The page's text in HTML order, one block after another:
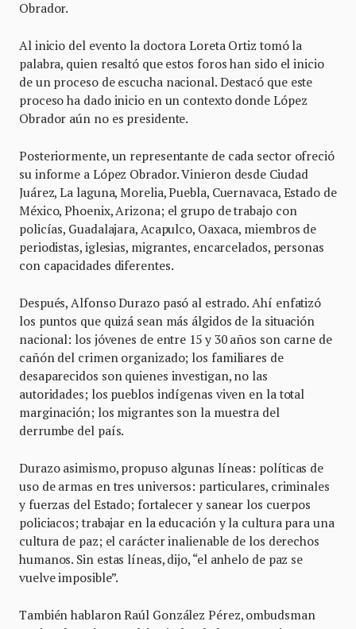
Obrador.
Al inicio del evento la doctora Loreta Ortiz tomó la
palabra, quien resaltó que estos foros han sido el inicio
de un proceso de escucha nacional. Destacó que este
proceso ha dado inicio en un contexto donde López
Obrador aún no es presidente.
Posteriormente, un representante de cada sector ofreció
su informe a López Obrador. Vinieron desde Ciudad
Juárez, La laguna, Morelia, Puebla, Cuernavaca, Estado de
México, Phoenix, Arizona; el grupo de trabajo con
policías, Guadalajara, Acapulco, Oaxaca, miembros de
periodistas, iglesias, migrantes, encarcelados, personas
con capacidades diferentes.
Después, Alfonso Durazo pasó al estrado. Ahí enfatizó
los puntos que quizá sean más álgidos de la situación
nacional: los jóvenes de entre 15 y 30 años son carne de
cañón del crimen organizado; los familiares de
desaparecidos son quienes investigan, no las
autoridades; los pueblos indígenas viven en la total
marginación; los migrantes son la muestra del
derrumbe del país.
Durazo asimismo, propuso algunas líneas: políticas de
uso de armas en tres universos: particulares, criminales
y fuerzas del Estado; fortalecer y sanear los cuerpos
policiacos; trabajar en la educación y la cultura para una
cultura de paz; el carácter inalienable de los derechos
humanos. Sin estas líneas, dijo, “el anhelo de paz se
vuelve imposible”.
También hablaron Raúl González Pérez, ombudsman